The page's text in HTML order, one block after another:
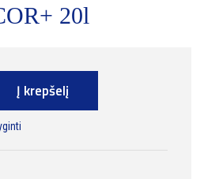
20l
Į krepšelį